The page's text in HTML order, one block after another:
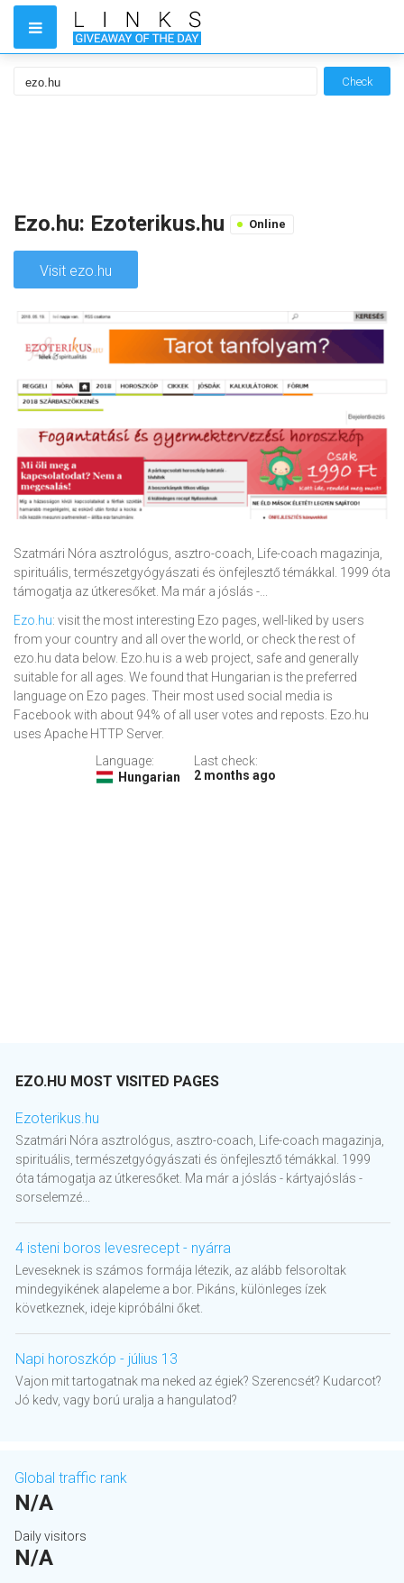
Check
Ezo.hu: Ezoterikus.hu Online
Visit ezo.hu
Szatmári Nóra asztrológus, asztro-coach, Life-coach magazinja,
spirituális, természetgyógyászati és önfejlesztő témákkal. 1999 óta
támogatja az útkeresőket. Ma már a jóslás -...
Ezo.hu: visit the most interesting Ezo pages, well-liked by users
from your country and all over the world, or check the rest of
ezo.hu data below. Ezo.hu is a web project, safe and generally
suitable for all ages. We found that Hungarian is the preferred
language on Ezo pages. Their most used social media is
Facebook with about 94% of all user votes and reposts. Ezo.hu
uses Apache HTTP Server.
Language:
Hungarian
Last check:
2 months ago
EZO.HU MOST VISITED PAGES
Ezoterikus.hu
Szatmári Nóra asztrológus, asztro-coach, Life-coach magazinja,
spirituális, természetgyógyászati és önfejlesztő témákkal. 1999
óta támogatja az útkeresőket. Ma már a jóslás - kártyajóslás -
sorselemzé...
4 isteni boros levesrecept - nyárra
Leveseknek is számos formája létezik, az alább felsoroltak
mindegyikének alapeleme a bor. Pikáns, különleges ízek
következnek, ideje kipróbálni őket.
Napi horoszkóp - július 13
Vajon mit tartogatnak ma neked az égiek? Szerencsét? Kudarcot?
Jó kedv, vagy ború uralja a hangulatod?
Global traffic rank
N/A
Daily visitors
N/A